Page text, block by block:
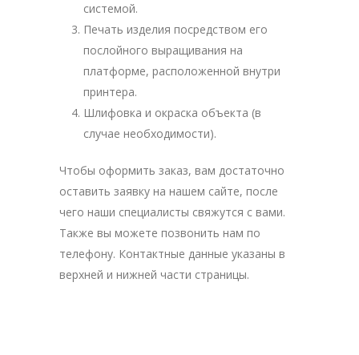
системой.
Печать изделия посредством его
послойного выращивания на
платформе, расположенной внутри
принтера.
Шлифовка и окраска объекта (в
случае необходимости).
Чтобы оформить заказ, вам достаточно
оставить заявку на нашем сайте, после
чего наши специалисты свяжутся с вами.
Также вы можете позвонить нам по
телефону. Контактные данные указаны в
верхней и нижней части страницы.